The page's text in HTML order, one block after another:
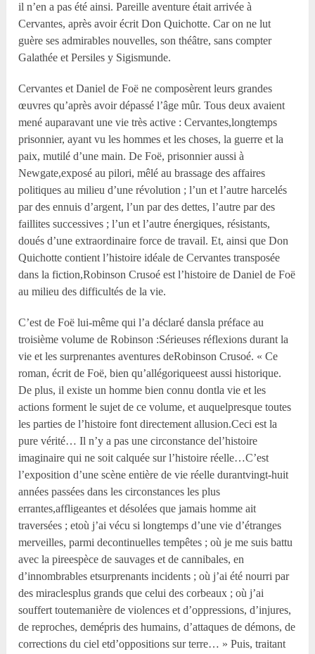
il n’en a pas été ainsi. Pareille aventure était arrivée à
Cervantes, après avoir écrit Don Quichotte. Car on ne lut
guère ses admirables nouvelles, son théâtre, sans compter
Galathée et Persiles y Sigismunde.
Cervantes et Daniel de Foë ne composèrent leurs grandes
œuvres qu’après avoir dépassé l’âge mûr. Tous deux avaient
mené auparavant une vie très active : Cervantes,longtemps
prisonnier, ayant vu les hommes et les choses, la guerre et la
paix, mutilé d’une main. De Foë, prisonnier aussi à
Newgate,exposé au pilori, mêlé au brassage des affaires
politiques au milieu d’une révolution ; l’un et l’autre harcelés
par des ennuis d’argent, l’un par des dettes, l’autre par des
faillites successives ; l’un et l’autre énergiques, résistants,
doués d’une extraordinaire force de travail. Et, ainsi que Don
Quichotte contient l’histoire idéale de Cervantes transposée
dans la fiction,Robinson Crusoé est l’histoire de Daniel de Foë
au milieu des difficultés de la vie.
C’est de Foë lui-même qui l’a déclaré dansla préface au
troisième volume de Robinson :Sérieuses réflexions durant la
vie et les surprenantes aventures deRobinson Crusoé. « Ce
roman, écrit de Foë, bien qu’allégoriqueest aussi historique.
De plus, il existe un homme bien connu dontla vie et les
actions forment le sujet de ce volume, et auquelpresque toutes
les parties de l’histoire font directement allusion.Ceci est la
pure vérité… Il n’y a pas une circonstance del’histoire
imaginaire qui ne soit calquée sur l’histoire réelle…C’est
l’exposition d’une scène entière de vie réelle durantvingt-huit
années passées dans les circonstances les plus
errantes,affligeantes et désolées que jamais homme ait
traversées ; etoù j’ai vécu si longtemps d’une vie d’étranges
merveilles, parmi decontinuelles tempêtes ; où je me suis battu
avec la pireespèce de sauvages et de cannibales, en
d’innombrables etsurprenants incidents ; où j’ai été nourri par
des miraclesplus grands que celui des corbeaux ; où j’ai
souffert toutemanière de violences et d’oppressions, d’injures,
de reproches, demépris des humains, d’attaques de démons, de
corrections du ciel etd’oppositions sur terre… » Puis, traitant